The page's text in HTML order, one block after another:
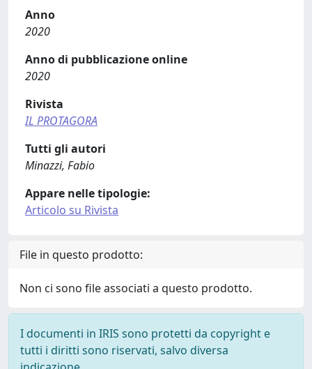
Anno
2020
Anno di pubblicazione online
2020
Rivista
IL PROTAGORA
Tutti gli autori
Minazzi, Fabio
Appare nelle tipologie:
Articolo su Rivista
File in questo prodotto:
Non ci sono file associati a questo prodotto.
I documenti in IRIS sono protetti da copyright e
tutti i diritti sono riservati, salvo diversa